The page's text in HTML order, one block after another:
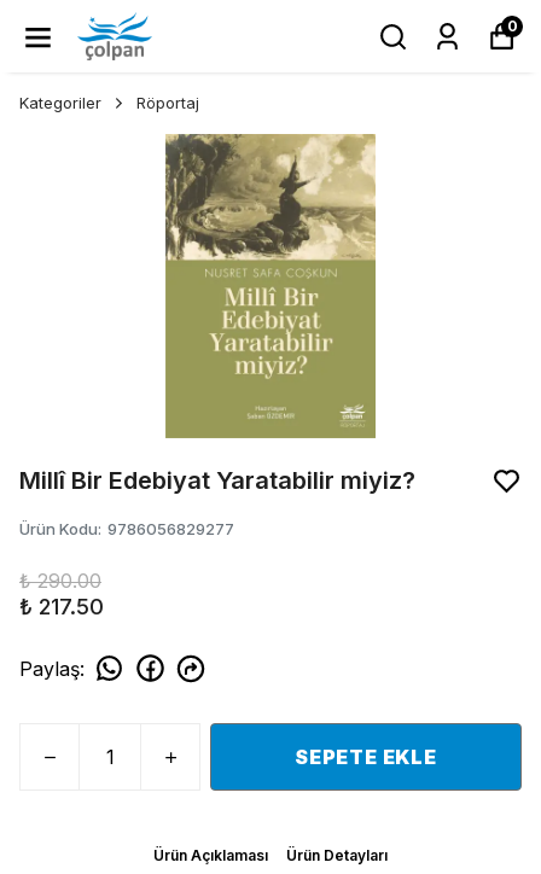
0
Kategoriler Röportaj
Millî Bir Edebiyat Yaratabilir miyiz?
Ürün Kodu: 9786056829277
₺ 290.00
₺ 217.50
Paylaş:
SEPETE EKLE
Ürün Açıklaması Ürün Detayları